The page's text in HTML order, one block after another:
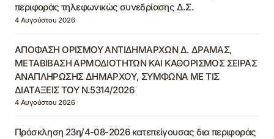
περιφοράς τηλεφωνικώς συνεδρίασης Δ.Σ.
4 Αυγούστου 2026
ΑΠΟΦΑΣΗ ΟΡΙΣΜΟΥ ΑΝΤΙΔΗΜΑΡΧΩΝ Δ. ΔΡΑΜΑΣ,
ΜΕΤΑΒΙΒΑΣΗ ΑΡΜΟΔΙΟΤΗΤΩΝ ΚΑΙ ΚΑΘΟΡΙΣΜΟΣ ΣΕΙΡΑΣ
ΑΝΑΠΛΗΡΩΣΗΣ ΔΗΜΑΡΧΟΥ, ΣΥΜΦΩΝΑ ΜΕ ΤΙΣ
ΔΙΑΤΑΞΕΙΣ ΤΟΥ Ν.5314/2026
4 Αυγούστου 2026
Πρόσκληση 23η/4-08-2026 κατεπείγουσας δια περιφοράς